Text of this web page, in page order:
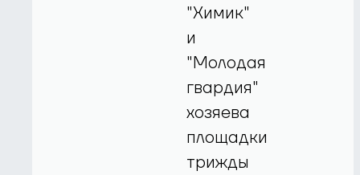
"Химик"
и
"Молодая
гвардия"
хозяева
площадки
трижды